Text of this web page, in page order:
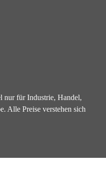
nur für Industrie, Handel,
Alle Preise verstehen sich